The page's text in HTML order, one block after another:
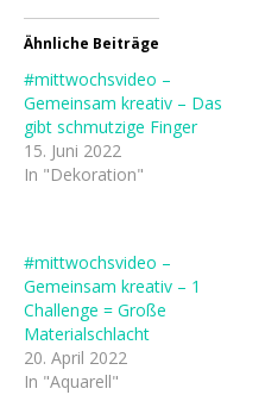
Ähnliche Beiträge
#mittwochsvideo –
Gemeinsam kreativ – Das
gibt schmutzige Finger
15. Juni 2022
In "Dekoration"
#mittwochsvideo –
Gemeinsam kreativ – 1
Challenge = Große
Materialschlacht
20. April 2022
In "Aquarell"